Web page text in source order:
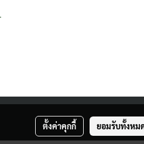
ตั้งค่าคุกกี้ ยอมรับทั้งหม